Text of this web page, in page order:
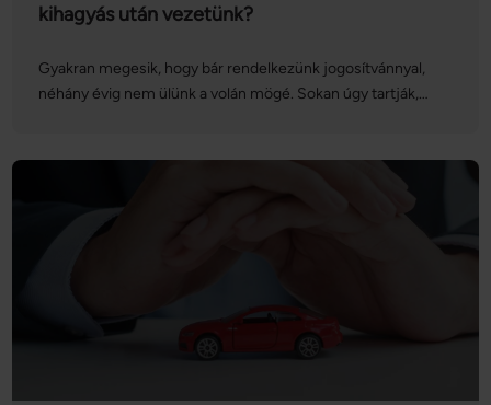
kihagyás után vezetünk?
Gyakran megesik, hogy bár rendelkezünk jogosítvánnyal,
néhány évig nem ülünk a volán mögé. Sokan úgy tartják,